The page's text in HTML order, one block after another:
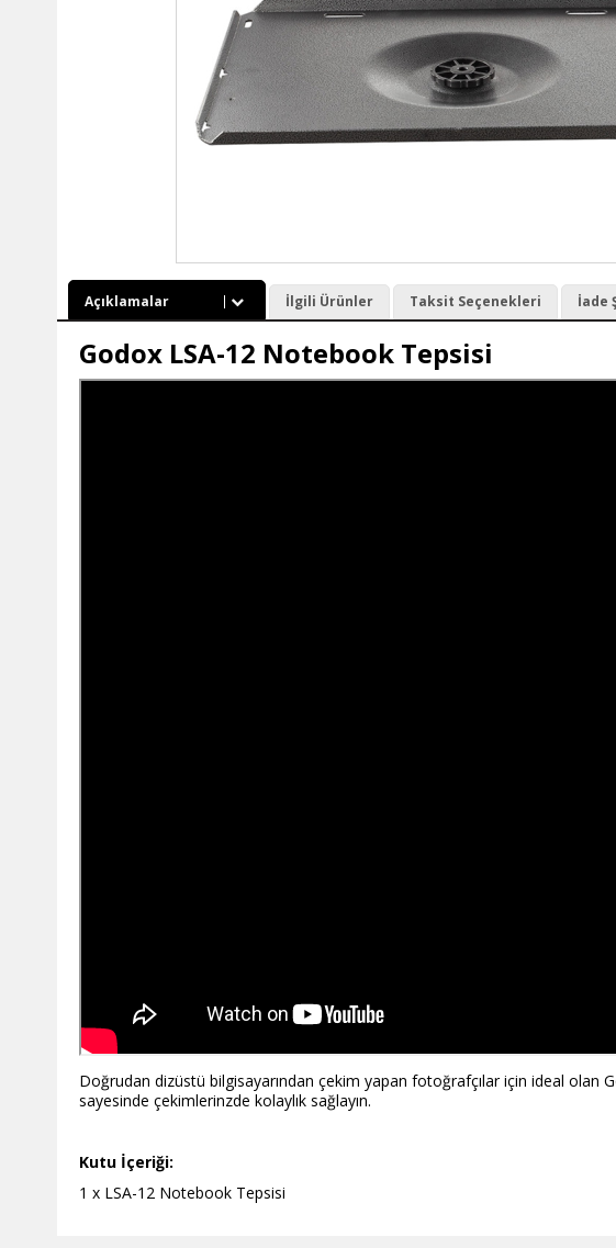
Açıklamalar İlgili Ürünler Taksit Seçenekleri İade
Godox LSA-12 Notebook Tepsisi
Doğrudan dizüstü bilgisayarından çekim yapan fotoğrafçılar için ideal olan
sayesinde çekimlerinzde kolaylık sağlayın.
Kutu İçeriği:
1 x LSA-12 Notebook Tepsisi